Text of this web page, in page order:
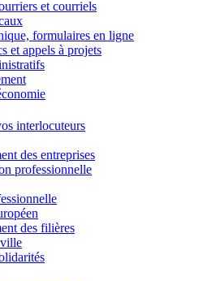
et courriels
formulaires en ligne
et appels à projets
interlocuteurs
des entreprises
professionnelle
des filières